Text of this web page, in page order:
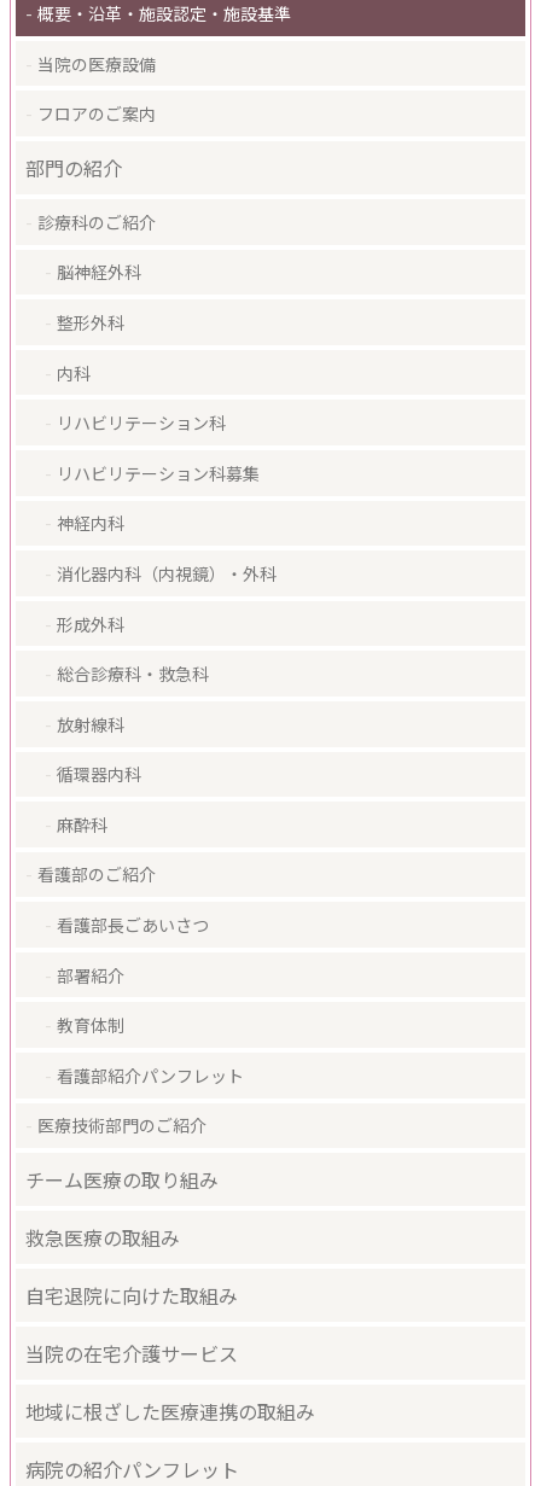
概要・沿革・施設認定・施設基準
当院の医療設備
フロアのご案内
部門の紹介
診療科のご紹介
脳神経外科
整形外科
内科
リハビリテーション科
リハビリテーション科募集
神経内科
消化器内科（内視鏡）・外科
形成外科
総合診療科・救急科
放射線科
循環器内科
麻酔科
看護部のご紹介
看護部長ごあいさつ
部署紹介
教育体制
看護部紹介パンフレット
医療技術部門のご紹介
チーム医療の取り組み
救急医療の取組み
自宅退院に向けた取組み
当院の在宅介護サービス
地域に根ざした医療連携の取組み
病院の紹介パンフレット